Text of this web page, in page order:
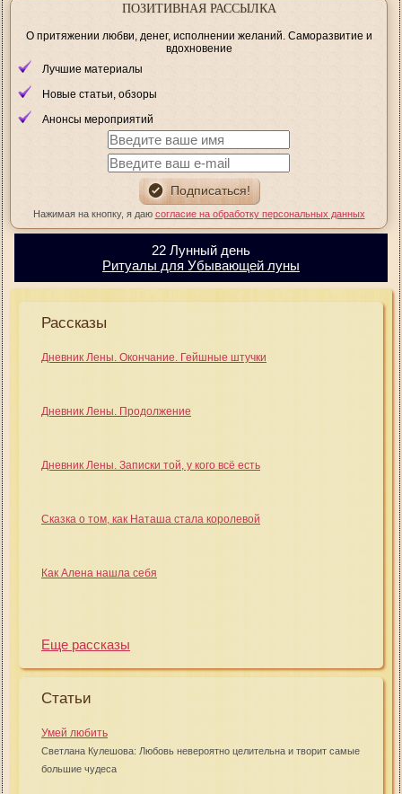
ПОЗИТИВНАЯ РАССЫЛКА
О притяжении любви, денег, исполнении желаний. Саморазвитие и
вдохновение
Лучшие материалы
Новые статьи, обзоры
Анонсы мероприятий
Нажимая на кнопку, я даю согласие на обработку персональных данных
22 Лунный день
Ритуалы для Убывающей луны
Рассказы
Дневник Лены. Окончание. Гейшные штучки
Дневник Лены. Продолжение
Дневник Лены. Записки той, у кого всё есть
Сказка о том, как Наташа стала королевой
Как Алена нашла себя
Еще рассказы
Статьи
Умей любить
Светлана Кулешова: Любовь невероятно целительна и творит самые
большие чудеса